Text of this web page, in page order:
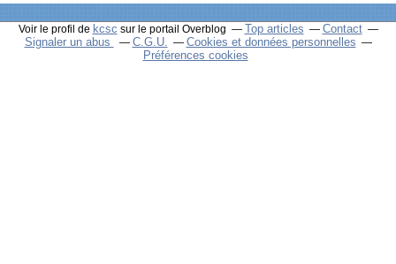
Voir le profil de kcsc sur le portail Overblog Top articles
Contact
Signaler un abus
C.G.U.
Cookies et données personnelles
Préférences cookies